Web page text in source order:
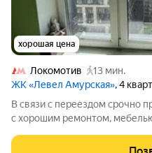
хорошая цена
Локомотив
13 мин.
ЖК «Левел Амурская», 4
В связи с переездом срочно
с хорошим ремонтом,
идеальное, не рядом с